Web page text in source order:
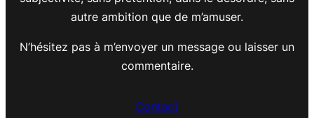
autre ambition que de m’amuser.
N’hésitez pas à m’envoyer un message ou laisser un
commentaire.
Contact